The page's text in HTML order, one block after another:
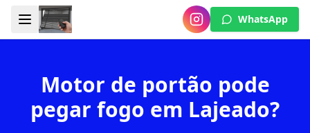
WhatsApp
Motor de portão pode
pegar fogo em Lajeado?